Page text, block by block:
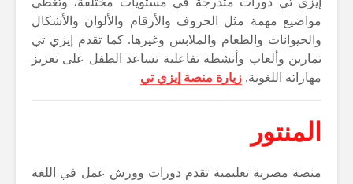
مواضيع مهمة مثل الحروف والأرقام والألوان والأشكال
والحيوانات والطعام والملابس وغيرها. كما تقدم إيزي تي
تمارين وألعاب وأنشطة تفاعلية تساعد الطفل على تعزيز
مهاراته اللغوية. زيارة منصة إيزي تي
المنتور
منصة مصرية تعليمية تقدم دورات وورش عمل في اللغة